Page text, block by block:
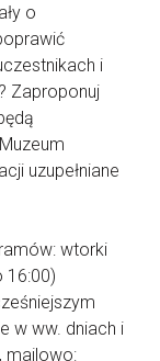
o
i
Zaproponuj
uzupełniane
wtorki
16:00)
w ww. dniach i
mailowo: